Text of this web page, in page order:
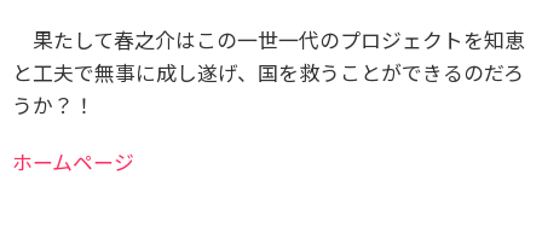
果たして春之介はこの一世一代のプロジェクトを知恵
と工夫で無事に成し遂げ、国を救うことができるのだろ
うか？！
ホームページ